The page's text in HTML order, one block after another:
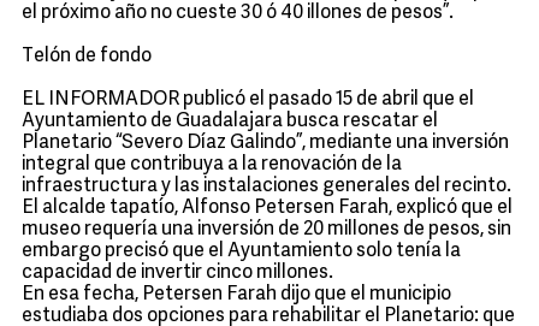
el próximo año no cueste 30 ó 40 illones de pesos”.
Telón de fondo
EL INFORMADOR publicó el pasado 15 de abril que el
Ayuntamiento de Guadalajara busca rescatar el
Planetario “Severo Díaz Galindo”, mediante una inversión
integral que contribuya a la renovación de la
infraestructura y las instalaciones generales del recinto.
El alcalde tapatío, Alfonso Petersen Farah, explicó que el
museo requería una inversión de 20 millones de pesos, sin
embargo precisó que el Ayuntamiento solo tenía la
capacidad de invertir cinco millones.
En esa fecha, Petersen Farah dijo que el municipio
estudiaba dos opciones para rehabilitar el Planetario: que